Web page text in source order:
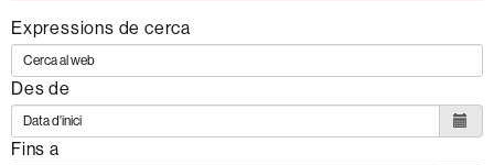
Expressions de cerca
Des de
Fins a